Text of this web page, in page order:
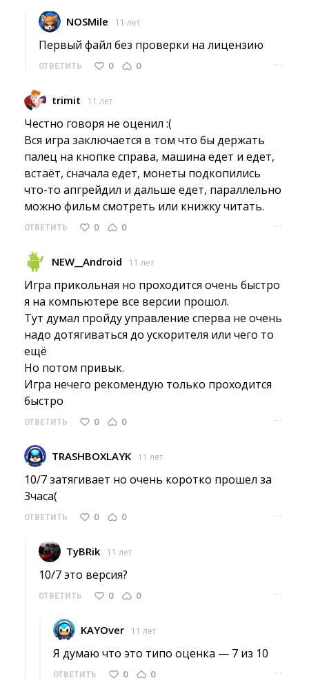
NOSMile 11 лет
Первый файл без проверки на лицензию
ОТВЕТИТЬ 0 0 ···
trimit 11 лет
Честно говоря не оценил :(
Вся игра заключается в том что бы держать
палец на кнопке справа, машина едет и едет,
встаёт, сначала едет, монеты подкопились
что-то апгрейдил и дальше едет, параллельно
можно фильм смотреть или книжку читать.
ОТВЕТИТЬ 0 0 ···
NEW__Android 11 лет
Игра прикольная но проходится очень быстро
я на компьютере все версии прошол.
Тут думал пройду управление сперва не очень
надо дотягиваться до ускорителя или чего то
ещё
Но потом привык.
Игра нечего рекомендую только проходится
быстро
ОТВЕТИТЬ 0 0 ···
TRASHBOXLAYK 11 лет
10/7 затягивает но очень коротко прошел за
3часа(
ОТВЕТИТЬ 0 0 ···
TyBRik 11 лет
10/7 это версия?
ОТВЕТИТЬ 0 0 ···
KAYOver 11 лет
Я думаю что это типо оценка — 7 из 10
ОТВЕТИТЬ 0 0 ···